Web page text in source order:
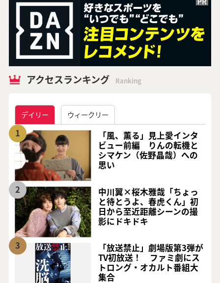
アクセスランキング Ranking
デイリー ウィークリー
1
「風、薫る」見上愛インタ
ビュー前編 りんの転機と
シマケン（佐野晶哉）への
思い
2
中川翼×桜木雅哉「ちょっ
と待とうよ、春虎くん」初
日から至近距離シーンの撮
影にドキドキ
3
「放送禁止」劇場版第3弾が
TV初放送！ ファミ劇にス
トロング・オカルト番組大
集合